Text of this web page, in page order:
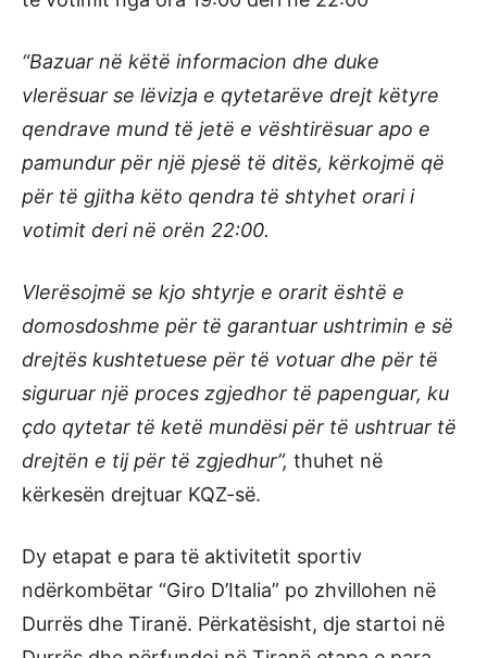
“Bazuar në këtë informacion dhe duke
vlerësuar se lëvizja e qytetarëve drejt këtyre
qendrave mund të jetë e vështirësuar apo e
pamundur për një pjesë të ditës, kërkojmë që
për të gjitha këto qendra të shtyhet orari i
votimit deri në orën 22:00.
Vlerësojmë se kjo shtyrje e orarit është e
domosdoshme për të garantuar ushtrimin e së
drejtës kushtetuese për të votuar dhe për të
siguruar një proces zgjedhor të papenguar, ku
çdo qytetar të ketë mundësi për të ushtruar të
drejtën e tij për të zgjedhur”, thuhet në
kërkesën drejtuar KQZ-së.
Dy etapat e para të aktivitetit sportiv
ndërkombëtar “Giro D’Italia” po zhvillohen në
Durrës dhe Tiranë. Përkatësisht, dje startoi në